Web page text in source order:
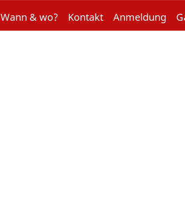
Wann & wo? Kontakt Anmeldung